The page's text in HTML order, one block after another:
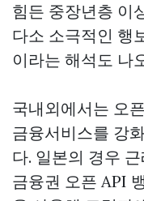
힘든 중장년층 이
다소 소극적인 행
이라는 해석도 나
국내외에서는 오
금융서비스를 강
다. 일본의 경우
금융권 오픈 API